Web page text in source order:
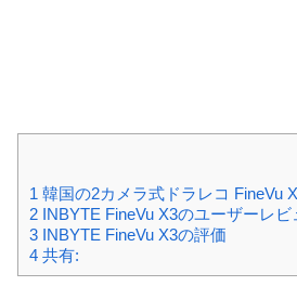
1 韓国の2カメラ式ドラレコ FineVu
2 INBYTE FineVu X3のユーザーレビ
3 INBYTE FineVu X3の評価
4 共有: